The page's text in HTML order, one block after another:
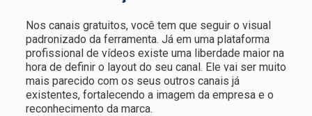
Nos canais gratuitos, você tem que seguir o visual
padronizado da ferramenta. Já em uma plataforma
profissional de vídeos existe uma liberdade maior na
hora de definir o layout do seu canal. Ele vai ser muito
mais parecido com os seus outros canais já
existentes, fortalecendo a imagem da empresa e o
reconhecimento da marca.